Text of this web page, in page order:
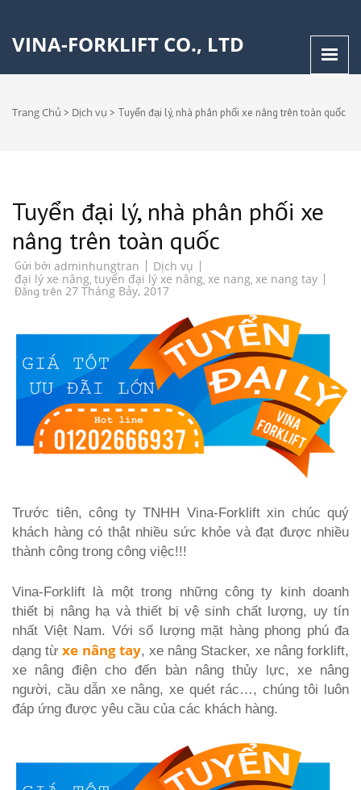
VINA-FORKLIFT CO., LTD
Trang Chủ > Dịch vụ > Tuyển đại lý, nhà phân phối xe nâng trên toàn quốc
Tuyển đại lý, nhà phân phối xe
nâng trên toàn quốc
Gửi bởi adminhungtran
Dịch vụ
đại lý xe nâng, tuyển đại lý xe nâng, xe nang, xe nang tay
Đăng trên 27 Tháng Bảy, 2017
Trước tiên, công ty TNHH Vina-Forklift xin chúc quý
khách hàng có thật nhiều sức khỏe và đạt được nhiều
thành công trong công việc!!!
Vina-Forklift là một trong những công ty kinh doanh
thiết bị nâng hạ và thiết bị vệ sinh chất lượng, uy tín
nhất Việt Nam. Với số lượng mặt hàng phong phú đa
dạng từxe nâng tay, xe nâng Stacker, xe nâng forklift,
xe nâng điện cho đến bàn nâng thủy lực, xe nâng
người, cầu dẫn xe nâng, xe quét rác…, chúng tôi luôn
đáp ứng được yêu cầu của các khách hàng.